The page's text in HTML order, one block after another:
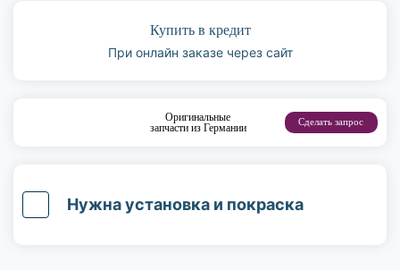
Купить в кредит
При онлайн заказе через сайт
Оригинальные
запчасти из Германии
Сделать запрос
Нужна установка и покраска